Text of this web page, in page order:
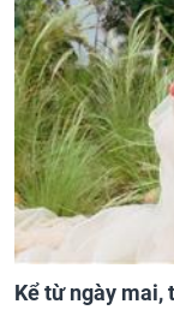
Kể từ ngày mai,